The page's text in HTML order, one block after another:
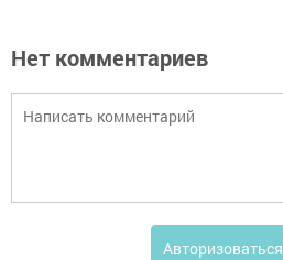
Нет комментариев
Авторизоваться